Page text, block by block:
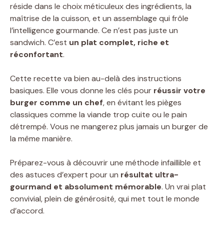
réside dans le choix méticuleux des ingrédients, la
maîtrise de la cuisson, et un assemblage qui frôle
l’intelligence gourmande. Ce n’est pas juste un
sandwich. C’est un plat complet, riche et
réconfortant.
Cette recette va bien au-delà des instructions
basiques. Elle vous donne les clés pour réussir votre
burger comme un chef, en évitant les pièges
classiques comme la viande trop cuite ou le pain
détrempé. Vous ne mangerez plus jamais un burger de
la même manière.
Préparez-vous à découvrir une méthode infaillible et
des astuces d’expert pour un résultat ultra-
gourmand et absolument mémorable. Un vrai plat
convivial, plein de générosité, qui met tout le monde
d’accord.